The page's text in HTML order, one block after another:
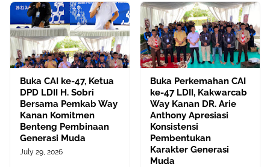
Buka CAI ke-47, Ketua
DPD LDII H. Sobri
Bersama Pemkab Way
Kanan Komitmen
Benteng Pembinaan
Generasi Muda
July 29, 2026
Buka Perkemahan CAI
ke-47 LDII, Kakwarcab
Way Kanan DR. Arie
Anthony Apresiasi
Konsistensi
Pembentukan
Karakter Generasi
Muda